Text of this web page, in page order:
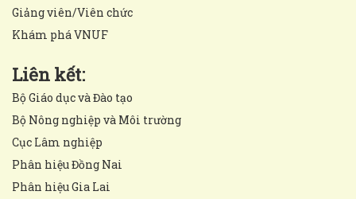
Giảng viên/Viên chức
Khám phá VNUF
Liên kết:
Bộ Giáo dục và Đào tạo
Bộ Nông nghiệp và Môi trường
Cục Lâm nghiệp
Phân hiệu Đồng Nai
Phân hiệu Gia Lai